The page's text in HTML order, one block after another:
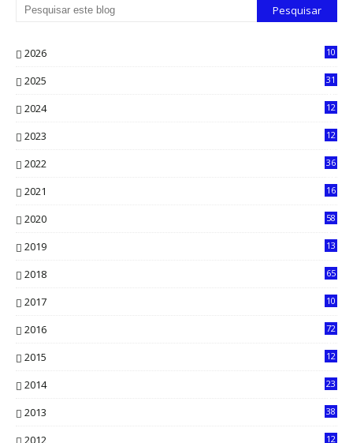
2026
10
2025
31
2024
12
2023
12
2022
36
2021
16
2020
58
2019
13
2018 65
2017 10
2016
72
2015
12
2014
23
2013
38
2012
12